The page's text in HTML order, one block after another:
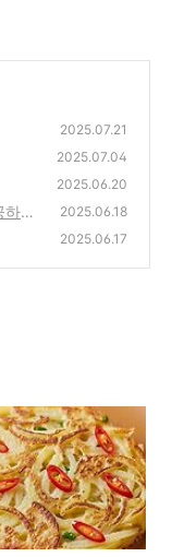
2025.07.21
2025.07.04
2025.06.20
는
2025.06.18
2025.06.17